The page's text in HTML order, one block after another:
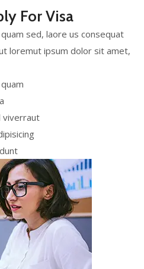
For Visa
sed, laore us consequat
loremut ipsum dolor sit amet,
viverraut